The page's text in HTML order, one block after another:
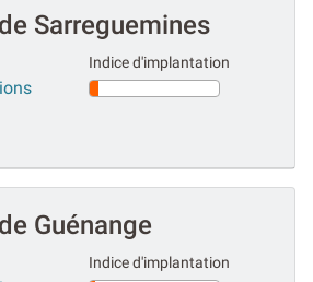
Sarreguemines
Indice d'implantation
Guénange
Indice d'implantation